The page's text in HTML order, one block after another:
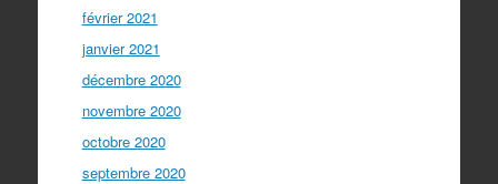
février 2021
janvier 2021
décembre 2020
novembre 2020
octobre 2020
septembre 2020